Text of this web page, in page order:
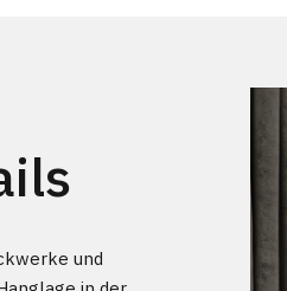
und